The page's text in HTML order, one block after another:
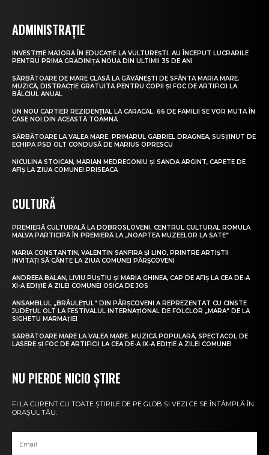
ADMINISTRAȚIE
INVESTIȚIE MAJORĂ ÎN EDUCAȚIE LA VULTUREȘTI. AU ÎNCEPUT LUCRĂRILE
PENTRU PRIMA GRĂDINIȚĂ NOUĂ DIN ULTIMII 35 DE ANI
SĂRBĂTOARE DE MARE CLASĂ LA GĂVĂNEȘTI DE SFÂNTA MARIA MARE.
MUZICĂ, DISTRACȚIE GRATUITĂ PENTRU COPII ȘI FOC DE ARTIFICII LA
BÂLCIUL ANUAL
UN NOU CARTIER REZIDENȚIAL LA CARACAL. 66 DE FAMILII SE VOR MUTA ÎN
CASE NOI DIN ACEASTĂ TOAMNĂ
SĂRBĂTOARE LA VALEA MARE. PRIMARUL GABRIEL DRAGNEA, SUSȚINUT DE
ECHIPA PSD OLT CONDUSĂ DE MARIUS OPRESCU
NICULINA STOICAN, MARIAN MEDREGONIU ȘI SANDA ARGINT, CAPETE DE
AFIȘ LA ZIUA COMUNEI PRISEACA
CULTURĂ
PREMIERĂ CULTURALĂ LA DOBROSLOVENI. CENTRUL CULTURAL ROMULA
MALVA PARTICIPĂ ÎN PREMIERĂ LA „NOAPTEA MUZEELOR LA SATE”
MARIA CONSTANTIN, VALENTIN SANFIRA ȘI LINO, PRINTRE ARTIȘTII
INVITAȚI SĂ CÂNTE LA ZIUA COMUNEI PÂRȘCOVENI
ANDREEA BĂLAN, LIVIU PUȘTIU ȘI MARIA GHINEA, CAP DE AFIȘ LA CEA DE-A
XI-A EDIȚIE A ZILEI COMUNEI OSICA DE JOS
ANSAMBLUL „BRÂULEȚUL” DIN PÂRȘCOVENI A REPREZENTAT CU CINSTE
JUDEȚUL OLT LA FESTIVALUL INTERNAȚIONAL DE FOLCLOR „MARA” DE LA
SIGHETU MARMAȚIEI
SĂRBĂTOARE MARE LA VALEA MARE. MUZICĂ POPULARĂ, SPECTACOL DE
LASERE ȘI FOC DE ARTIFICII LA CEA DE-A IX-A EDIȚIE A ZILEI COMUNEI
NU PIERDE NICIO ȘTIRE
FI LA CURENT CU TOATE ȘTIRILE DE PE GLOB ȘI VEZI CE SE ÎNTÂMPLĂ ÎN
ORAȘUL TĂU.